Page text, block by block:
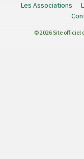
Les Associations
© 2026 Site officiel